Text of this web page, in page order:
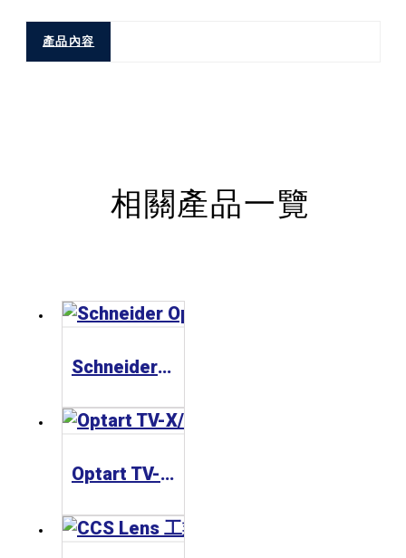
產品內容
相關產品一覽
Schneider Optics Xenoplan 1.3” 工業鏡頭
Optart TV-X/TV-XE Series(Small Mount) 工業鏡頭